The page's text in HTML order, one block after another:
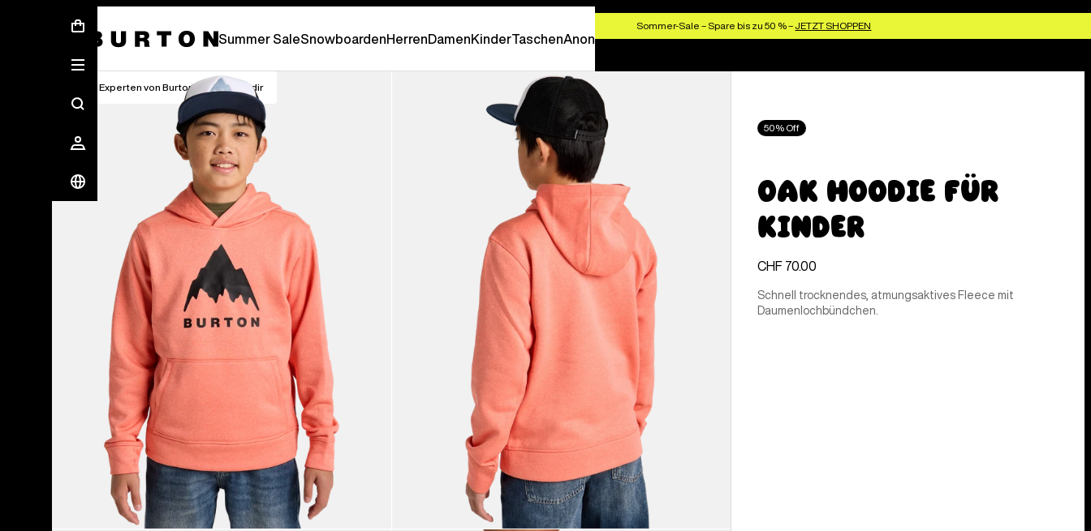
Sommer-Sale – Spare bis zu 50 % – JETZT SHOPPEN
Summer SaleSnowboardenHerrenDamenKinderTaschenAnon
Die Experten von Burton erklären es dir
50% Off
Oak Hoodie für
Kinder
CHF 70.00
Schnell trocknendes, atmungsaktives Fleece mit
Daumenlochbündchen.